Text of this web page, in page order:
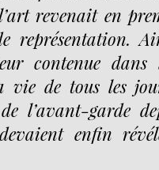
revenait en
représentation.
contenue
vie de tous les
l’avant-garde
enfin